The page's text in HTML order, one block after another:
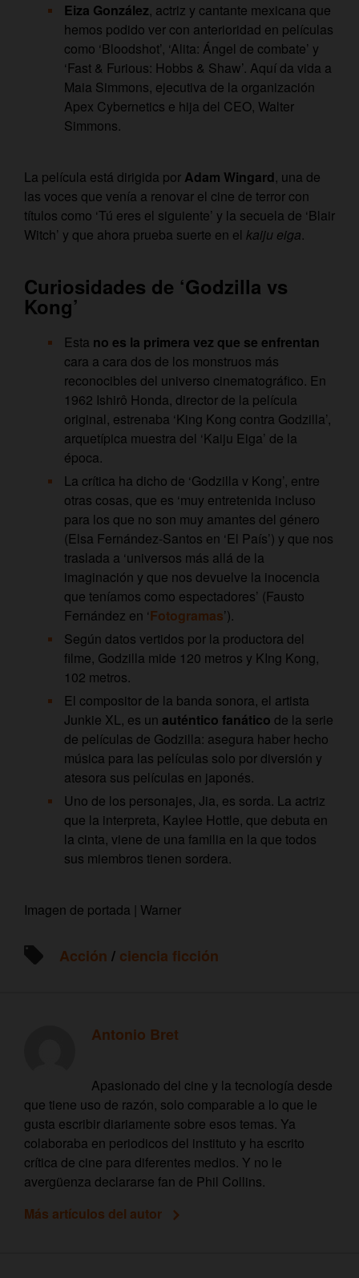
Eiza González, actriz y cantante mexicana que
hemos podido ver con anterioridad en películas
como ‘Bloodshot’, ‘Alita: Ángel de combate’ y
‘Fast & Furious: Hobbs & Shaw’. Aquí da vida a
Maia Simmons, ejecutiva de la organización
Apex Cybernetics e hija del CEO, Walter
Simmons.
La película está dirigida por Adam Wingard, una de
las voces que venía a renovar el cine de terror con
títulos como ‘Tú eres el siguiente’ y la secuela de ‘Blair
Witch’ y que ahora prueba suerte en el kaiju eiga.
Curiosidades de ‘Godzilla vs
Kong’
Esta no es la primera vez que se enfrentan
cara a cara dos de los monstruos más
reconocibles del universo cinematográfico. En
1962 Ishirô Honda, director de la película
original, estrenaba ‘King Kong contra Godzilla’,
arquetípica muestra del ‘Kaiju Eiga’ de la
época.
La crítica ha dicho de ‘Godzilla v Kong’, entre
otras cosas, que es ‘muy entretenida incluso
para los que no son muy amantes del género
(Elsa Fernández-Santos en ‘El País’) y que nos
traslada a ‘universos más allá de la
imaginación y que nos devuelve la inocencia
que teníamos como espectadores’ (Fausto
Fernández en ‘Fotogramas’).
Según datos vertidos por la productora del
filme, Godzilla mide 120 metros y KIng Kong,
102 metros.
El compositor de la banda sonora, el artista
Junkie XL, es un auténtico fanático de la serie
de películas de Godzilla: asegura haber hecho
música para las películas solo por diversión y
atesora sus películas en japonés.
Uno de los personajes, Jia, es sorda. La actriz
que la interpreta, Kaylee Hottle, que debuta en
la cinta, viene de una familia en la que todos
sus miembros tienen sordera.
Imagen de portada | Warner
Acción / ciencia ficción
Antonio Bret
Apasionado del cine y la tecnología desde
que tiene uso de razón, solo comparable a lo que le
gusta escribir diariamente sobre esos temas. Ya
colaboraba en periodicos del instituto y ha escrito
crítica de cine para diferentes medios. Y no le
avergüenza declararse fan de Phil Collins.
Más artículos del autor